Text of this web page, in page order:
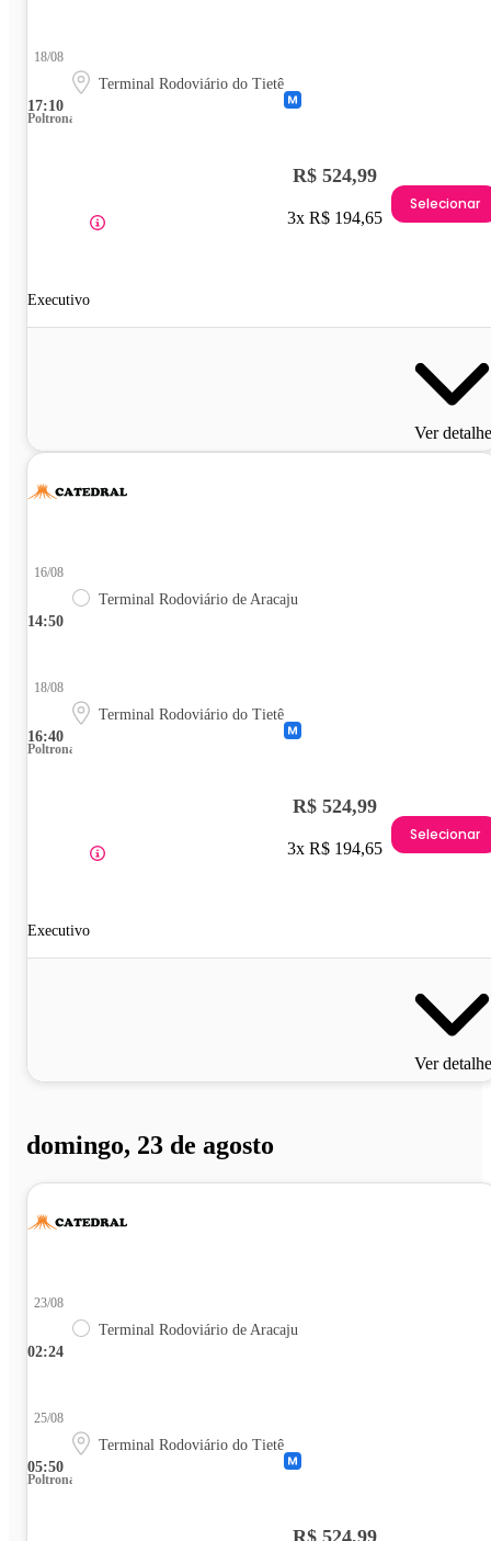
17:10
18/08
Terminal Rodoviário do Tietê
Poltrona
Executivo
R$ 524,99
3x R$ 194,65
Selecionar
Ver
14:50
16/08
Terminal Rodoviário de Aracaju
16:40
18/08
Terminal Rodoviário do Tietê
Poltrona
Executivo
R$ 524,99
3x R$ 194,65
Selecionar
Ver
domingo, 23 de agosto
02:24
23/08
Terminal Rodoviário de Aracaju
05:50
25/08
Terminal Rodoviário do Tietê
Poltrona